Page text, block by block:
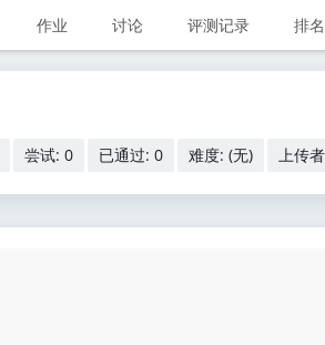
作业 讨论 评测记录 排名
尝试: 0 已通过: 0 难度: (无) 上传